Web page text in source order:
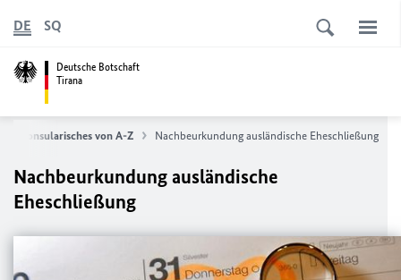
Deutsche Botschaft
Tirana
DE SQ
Konsularisches von A-Z Nachbeurkundung ausländische Eheschließung
Nachbeurkundung ausländische
Eheschließung